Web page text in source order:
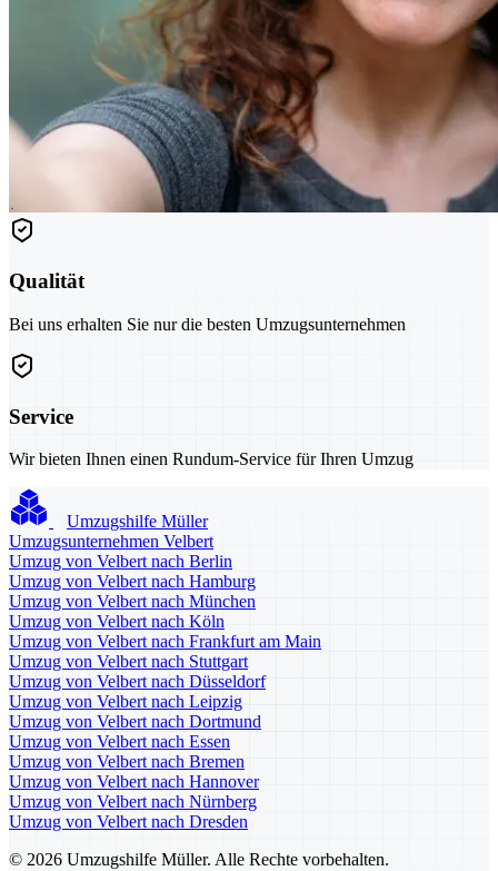
Qualität
Bei uns erhalten Sie nur die besten Umzugsunternehmen
Service
Wir bieten Ihnen einen Rundum-Service für Ihren Umzug
Umzugshilfe Müller
Umzugsunternehmen Velbert
Umzug von Velbert nach Berlin
Umzug von Velbert nach Hamburg
Umzug von Velbert nach München
Umzug von Velbert nach Köln
Umzug von Velbert nach Frankfurt am Main
Umzug von Velbert nach Stuttgart
Umzug von Velbert nach Düsseldorf
Umzug von Velbert nach Leipzig
Umzug von Velbert nach Dortmund
Umzug von Velbert nach Essen
Umzug von Velbert nach Bremen
Umzug von Velbert nach Hannover
Umzug von Velbert nach Nürnberg
Umzug von Velbert nach Dresden
© 2026 Umzugshilfe Müller. Alle Rechte vorbehalten.